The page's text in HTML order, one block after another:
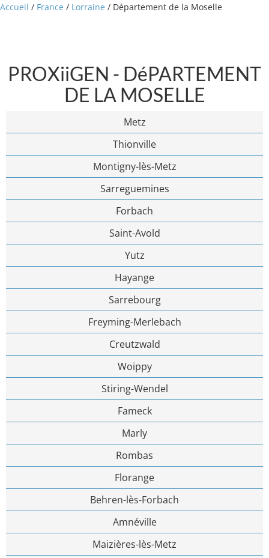
Accueil / France / Lorraine / Département de la Moselle
PROXiiGEN - DéPARTEMENT
DE LA MOSELLE
Metz
Thionville
Montigny-lès-Metz
Sarreguemines
Forbach
Saint-Avold
Yutz
Hayange
Sarrebourg
Freyming-Merlebach
Creutzwald
Woippy
Stiring-Wendel
Fameck
Marly
Rombas
Florange
Behren-lès-Forbach
Amnéville
Maizières-lès-Metz